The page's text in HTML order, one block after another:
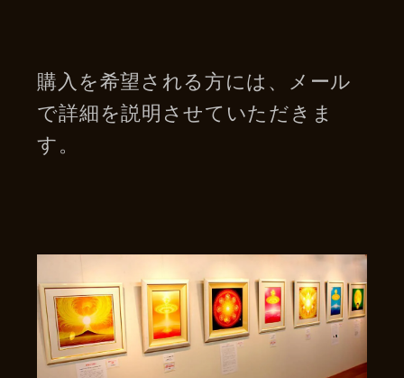
購入を希望される方には、メール
で詳細を説明させていただきま
す。